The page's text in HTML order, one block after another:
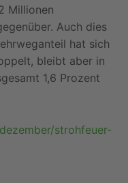
Millionen
Auch dies
hat sich
bleibt aber in
1,6 Prozent
strohfeuer-